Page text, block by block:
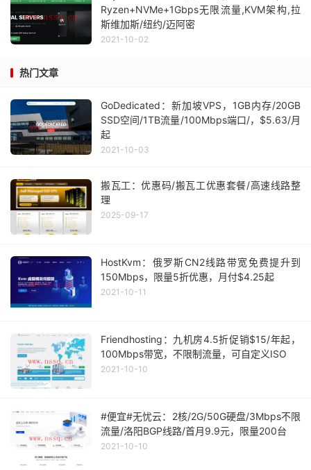
Ryzen+NVMe+1Gbps无限流量,KVM架构,拉
斯维加斯/纽约/迈阿密
2021-10-02
热门文章
GoDedicated：新加坡VPS，1GB内存/20GB
SSD空间/1TB流量/100Mbps端口/，$5.63/月
起
2021-10-03
搬瓦工：优惠码/搬瓦工优惠套餐/高速线路整
理
2025-09-17
HostKvm：俄罗斯CN2线路带宽免费提升到
150Mbps，限量5折优惠，月付$4.25起
2021-10-11
Friendhosting：九机房4.5折促销$15/年起，
100Mbps带宽，不限制流量，可自定义ISO
2021-10-10
#便宜#无忧云：2核/2G/50G硬盘/3Mbps不限
流量/洛阳BGP线路/首月9.9元，限量200台
2021-10-10